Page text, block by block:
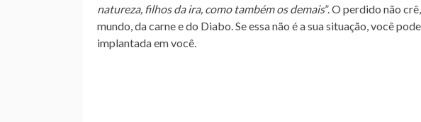
natureza, filhos da ira, como também os demais”. O perdido não
mundo, da carne e do Diabo. Se essa não é a sua situação, você
implantada em você.